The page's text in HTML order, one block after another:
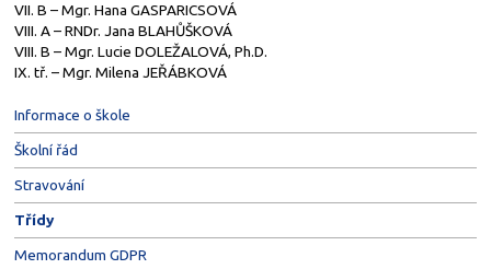
Informace o škole
Školní řád
Stravování
Třídy
Memorandum GDPR
VII. B – Mgr. Hana GASPARICSOVÁ
VIII. A – RNDr. Jana BLAHŮŠKOVÁ
VIII. B – Mgr. Lucie DOLEŽALOVÁ, Ph.D.
IX. tř. – Mgr. Milena JEŘÁBKOVÁ